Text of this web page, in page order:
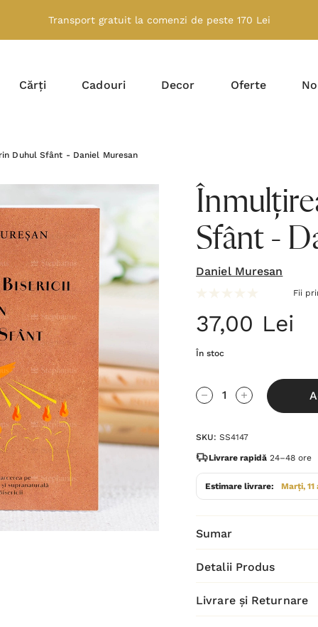
Transport gratuit la comenzi de peste 170 Lei
Cărți Cadouri Decor Oferte
Duhul Sfânt - Daniel Muresan
Sfânt -
Daniel Muresan
Fii
37,00 Lei
În stoc
Grăbește-
te!
curent
este:
Cantitate scăzută:
Cantitate
SKU: SS4147
Livrare rapidă 24–48 ore
Estimare livrare: Marți, 11
Sumar
Detalii Produs
Livrare și Returnare